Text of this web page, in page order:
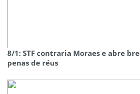
8/1: STF contraria Moraes e abre
penas de réus